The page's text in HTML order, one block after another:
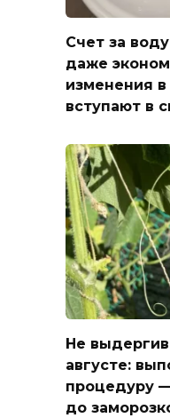
Счет за
даже
изменения
вступают в
Не
августе:
процедуру
до